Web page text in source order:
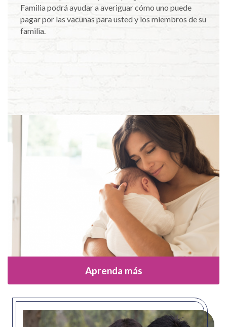
Familia podrá ayudar a averiguar cómo uno puede
pagar por las vacunas para usted y los miembros de su
familia.
Aprenda más